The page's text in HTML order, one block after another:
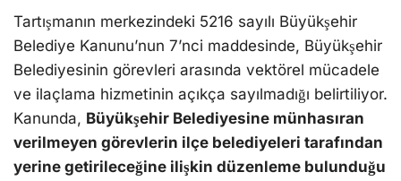
Tartışmanın merkezindeki 5216 sayılı Büyükşehir
Belediye Kanunu’nun 7’nci maddesinde, Büyükşehir
Belediyesinin görevleri arasında vektörel mücadele
ve ilaçlama hizmetinin açıkça sayılmadığı belirtiliyor.
Kanunda, Büyükşehir Belediyesine münhasıran
verilmeyen görevlerin ilçe belediyeleri tarafından
yerine getirileceğine ilişkin düzenleme bulunduğu